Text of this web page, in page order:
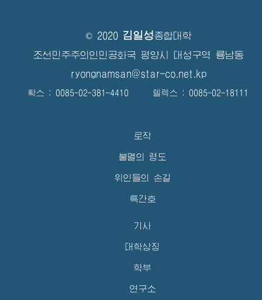
© 2020 김일성종합대학
조선민주주의인민공화국 평양시 대성구역 룡남동
ryongnamsan@star-co.net.kp
확스 : 0085-02-381-4410 텔렉스 : 0085-02-18111
로작
불멸의 령도
위인들의 손길
특간호
기사
대학상징
학부
연구소